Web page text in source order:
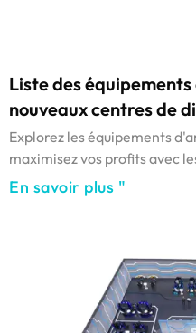
Liste des
nouveaux centres de
Explorez les équipements
maximisez vos profits avec
En savoir plus "